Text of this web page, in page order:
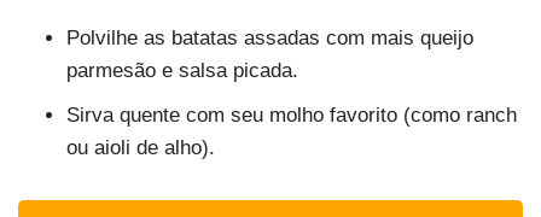
Polvilhe as batatas assadas com mais queijo
parmesão e salsa picada.
Sirva quente com seu molho favorito (como ranch
ou aioli de alho).